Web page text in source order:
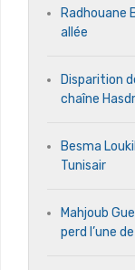
Radhouane
allée
Disparition
chaîne
Besma
Tunisair
Mahjoub
perd l’une